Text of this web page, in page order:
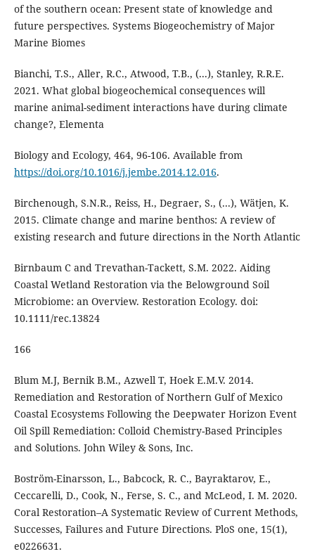
of the southern ocean: Present state of knowledge and
future perspectives. Systems Biogeochemistry of Major
Marine Biomes
Bianchi, T.S., Aller, R.C., Atwood, T.B., (...), Stanley, R.R.E.
2021. What global biogeochemical consequences will
marine animal-sediment interactions have during climate
change?, Elementa
Biology and Ecology, 464, 96-106. Available from
https://doi.org/10.1016/j.jembe.2014.12.016.
Birchenough, S.N.R., Reiss, H., Degraer, S., (...), Wätjen, K.
2015. Climate change and marine benthos: A review of
existing research and future directions in the North Atlantic
Birnbaum C and Trevathan-Tackett, S.M. 2022. Aiding
Coastal Wetland Restoration via the Belowground Soil
Microbiome: an Overview. Restoration Ecology. doi:
10.1111/rec.13824
166
Blum M.J, Bernik B.M., Azwell T, Hoek E.M.V. 2014.
Remediation and Restoration of Northern Gulf of Mexico
Coastal Ecosystems Following the Deepwater Horizon Event
Oil Spill Remediation: Colloid Chemistry-Based Principles
and Solutions. John Wiley & Sons, Inc.
Boström-Einarsson, L., Babcock, R. C., Bayraktarov, E.,
Ceccarelli, D., Cook, N., Ferse, S. C., and McLeod, I. M. 2020.
Coral Restoration–A Systematic Review of Current Methods,
Successes, Failures and Future Directions. PloS one, 15(1),
e0226631.